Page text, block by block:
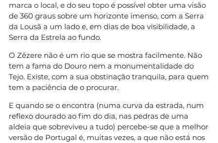
marca o local, e do seu topo é possível obter uma visão
de 360 graus sobre um horizonte imenso, com a Serra
da Lousã a um lado e, em dias de boa visibilidade, a
Serra da Estrela ao fundo.
O Zêzere não é um rio que se mostra facilmente. Não
tem a fama do Douro nem a monumentalidade do
Tejo. Existe, com a sua obstinação tranquila, para quem
tem a paciência de o procurar.
E quando se o encontra (numa curva da estrada, num
reflexo dourado ao fim do dia, nas pedras de uma
aldeia que sobreviveu a tudo) percebe-se que a melhor
versão de Portugal é, muitas vezes, a que não está nos